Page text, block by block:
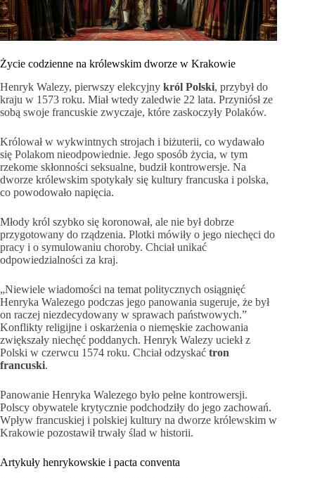
Życie codzienne na królewskim dworze w Krakowie
Henryk Walezy, pierwszy elekcyjny król Polski, przybył do
kraju w 1573 roku. Miał wtedy zaledwie 22 lata. Przyniósł ze
sobą swoje francuskie zwyczaje, które zaskoczyły Polaków.
Królował w wykwintnych strojach i biżuterii, co wydawało
się Polakom nieodpowiednie. Jego sposób życia, w tym
rzekome skłonności seksualne, budził kontrowersje. Na
dworze królewskim spotykały się kultury francuska i polska,
co powodowało napięcia.
Młody król szybko się koronował, ale nie był dobrze
przygotowany do rządzenia. Plotki mówiły o jego niechęci do
pracy i o symulowaniu choroby. Chciał unikać
odpowiedzialności za kraj.
„Niewiele wiadomości na temat politycznych osiągnięć
Henryka Walezego podczas jego panowania sugeruje, że był
on raczej niezdecydowany w sprawach państwowych.”
Konflikty religijne i oskarżenia o niemęskie zachowania
zwiększały niechęć poddanych. Henryk Walezy uciekł z
Polski w czerwcu 1574 roku. Chciał odzyskać tron
francuski.
Panowanie Henryka Walezego było pełne kontrowersji.
Polscy obywatele krytycznie podchodziły do jego zachowań.
Wpływ francuskiej i polskiej kultury na dworze królewskim w
Krakowie pozostawił trwały ślad w historii.
Artykuły henrykowskie i pacta conventa